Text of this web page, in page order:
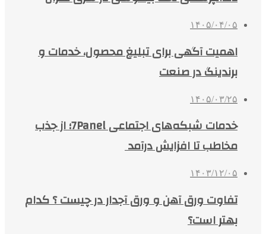
۱۴۰۵/۰۴/۰۵
اهمیت آگهی برای تبلیغ محصول، خدمات و
برندینگ در صنعت
۱۴۰۵/۰۳/۲۵
خدمات شبکه‌های اجتماعی 7Panel؛ از جذب
مخاطب تا افزایش درآمد
۱۴۰۳/۱۲/۰۵
تفاوت ورق آهن و ورق آجدار در چیست ؟ کدام
بهتر است؟